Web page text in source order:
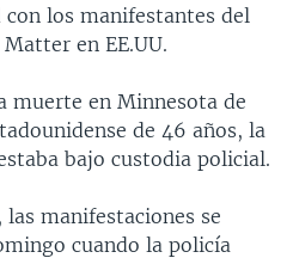
los manifestantes del
en EE.UU.
muerte en Minnesota de
de 46 años, la
bajo custodia policial.
manifestaciones se
cuando la policía